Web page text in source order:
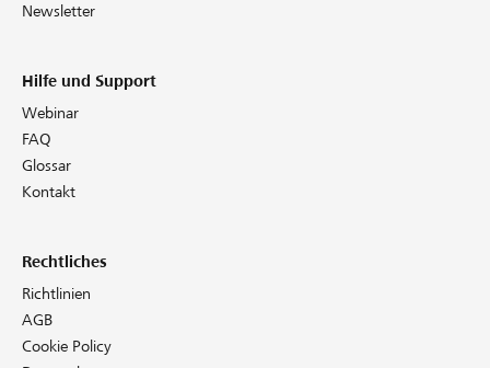
Newsletter
Hilfe und Support
Webinar
FAQ
Glossar
Kontakt
Rechtliches
Richtlinien
AGB
Cookie Policy